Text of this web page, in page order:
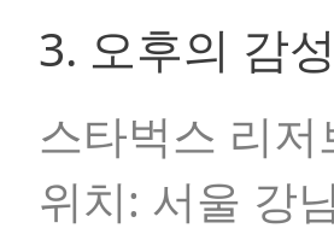
3. 오후의 감
스타벅스 리
위치: 서울 강